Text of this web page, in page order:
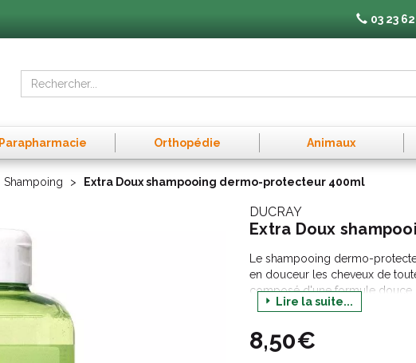
03 23
Parapharmacie Orthopédie Animaux
Shampoing Extra Doux shampooing dermo-protecteur 400ml
DUCRAY
Extra Doux
Le shampooing dermo-
en douceur les cheveux de
composé d'une formule douce
brillants et souples. Il ne
Lire la suite...
8,50€